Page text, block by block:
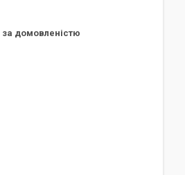
за домовленістю